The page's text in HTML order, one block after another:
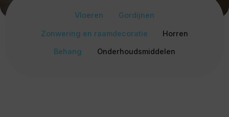
Vloeren
Gordijnen
Zonwering en raamdecoratie
Horren
Behang
Onderhoudsmiddelen